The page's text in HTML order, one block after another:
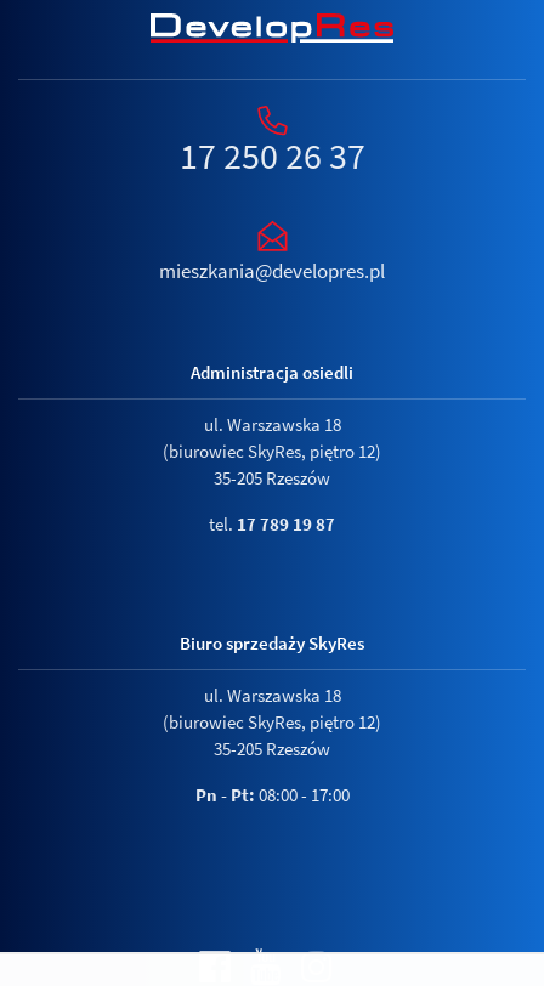
17 250 26 37
mieszkania@developres.pl
Administracja osiedli
ul. Warszawska 18
(biurowiec SkyRes, piętro 12)
35-205 Rzeszów
tel. 17 789 19 87
Biuro sprzedaży SkyRes
ul. Warszawska 18
(biurowiec SkyRes, piętro 12)
35-205 Rzeszów
Pn - Pt: 08:00 - 17:00